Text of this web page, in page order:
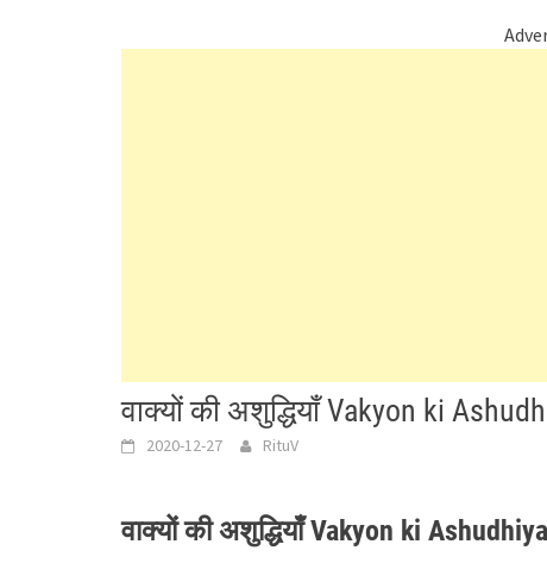
वाक्यों की अशुद्धियाँ Vakyon ki
2020-12-27 RituV
वाक्यों की अशुद्धियाँ Vakyon ki